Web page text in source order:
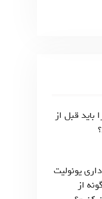
باید قبل از
یونولیت
از